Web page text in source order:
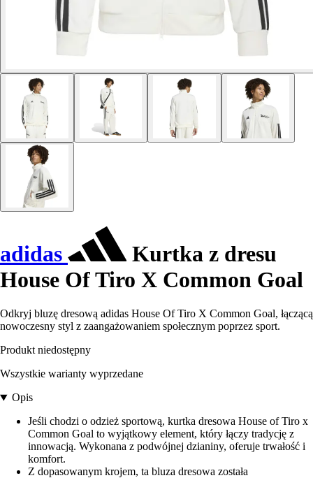
adidas
Kurtka z dresu
House Of Tiro X Common Goal
Odkryj bluzę dresową adidas House Of Tiro X Common Goal, łączącą
nowoczesny styl z zaangażowaniem społecznym poprzez sport.
Produkt niedostępny
Wszystkie warianty wyprzedane
Opis
Jeśli chodzi o odzież sportową, kurtka dresowa House of Tiro x
Common Goal to wyjątkowy element, który łączy tradycję z
innowacją. Wykonana z podwójnej dzianiny, oferuje trwałość i
komfort.
Z dopasowanym krojem, ta bluza dresowa została